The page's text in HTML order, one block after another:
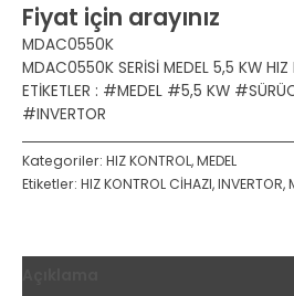
Fiyat için arayınız
MDAC0550K
MDAC0550K SERİSİ MEDEL 5,5 KW HIZ
ETİKETLER : #MEDEL #5,5 KW
#INVERTOR
Kategoriler: HIZ KONTROL,MEDEL
Etiketler: HIZ KONTROL CİHAZI,INVERTOR,